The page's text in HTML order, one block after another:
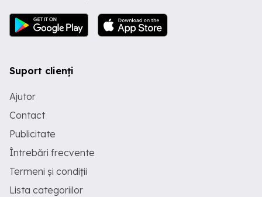
Suport clienți
Ajutor
Contact
Publicitate
Întrebări frecvente
Termeni și condiții
Lista categoriilor